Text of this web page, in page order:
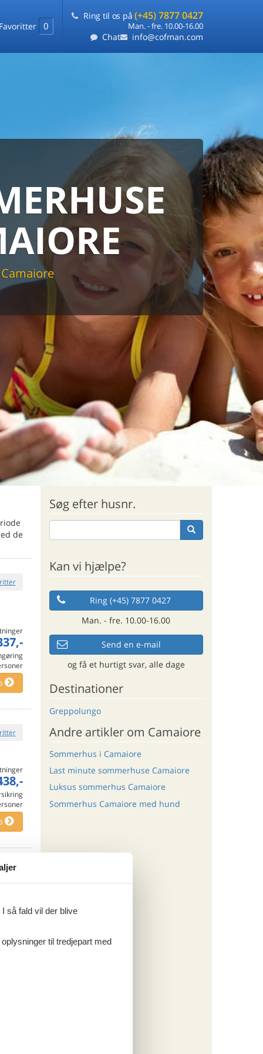
Favoritter 0
Ring til os på (+45) 7877 0427
Man. - fre. 10.00-16.00
Chat info@cofman.com
til markedets laveste
samlet på ét sted
de
Søg efter husnr.
Kan vi hjælpe?
Ring (+45) 7877 0427
Man. - fre. 10.00-16.00
Send en e-mail
og få et hurtigt svar, alle dage
Destinationer
Greppolungo
Andre artikler om Camaiore
Sommerhus i Camaiore
Last minute sommerhuse Camaiore
Luksus sommerhus Camaiore
Sommerhus Camaiore med hund
så fald vil der blive
til tredjepart med